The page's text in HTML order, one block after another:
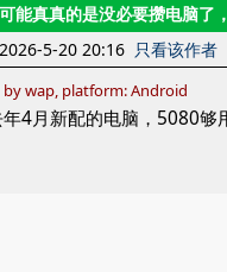
能真真的是没必要攒电脑了
5-20 20:16 只看该作者
wap, platform: Android
4月新配的电脑，5080够